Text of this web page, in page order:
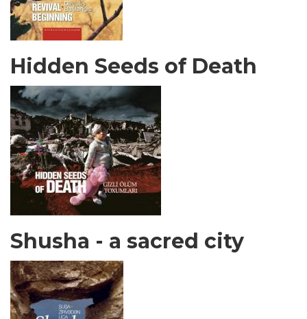
Hidden Seeds of Death
Shusha - a sacred city